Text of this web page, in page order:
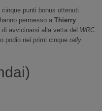
cinque punti bonus ottenuti
permesso a Thierry
avvicinarsi alla vetta del WRC
podio nei primi cinque rally